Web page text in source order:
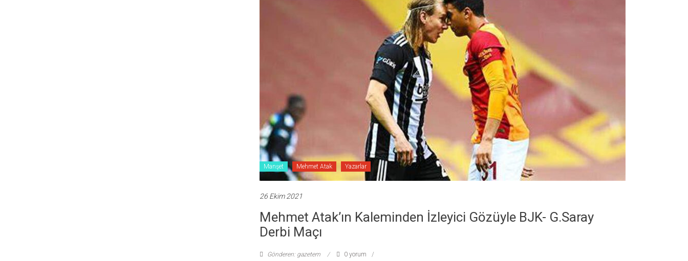
Manşet Mehmet Atak Yazarlar
26 Ekim 2021
Mehmet Atak’ın Kaleminden İzleyici Gözüyle BJK- G.Saray
Derbi Maçı
Gönderen: gazetem
0 yorum